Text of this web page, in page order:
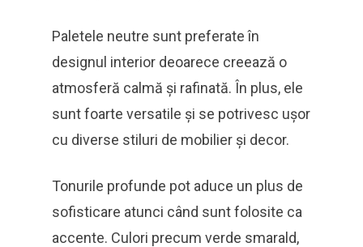
Paletele neutre sunt preferate în
designul interior deoarece creează o
atmosferă calmă și rafinată. În plus, ele
sunt foarte versatile și se potrivesc ușor
cu diverse stiluri de mobilier și decor.
Tonurile profunde pot aduce un plus de
sofisticare atunci când sunt folosite ca
accente. Culori precum verde smarald,